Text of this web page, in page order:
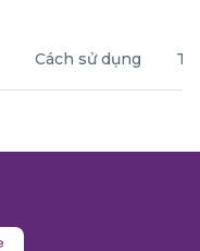
Cách sử dụng